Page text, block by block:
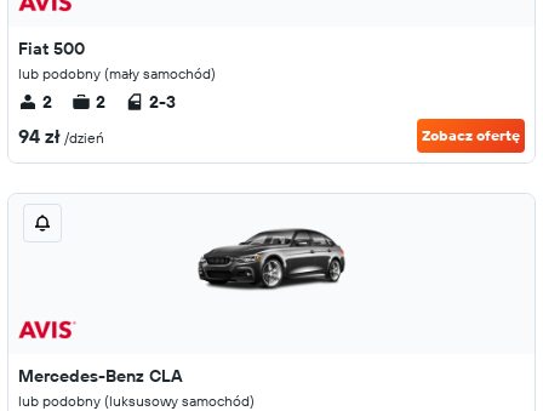
Fiat 500
lub podobny (mały samochód)
2 2 2-3
94 zł /dzień Zobacz ofertę
Mercedes-Benz CLA
lub podobny (luksusowy samochód)